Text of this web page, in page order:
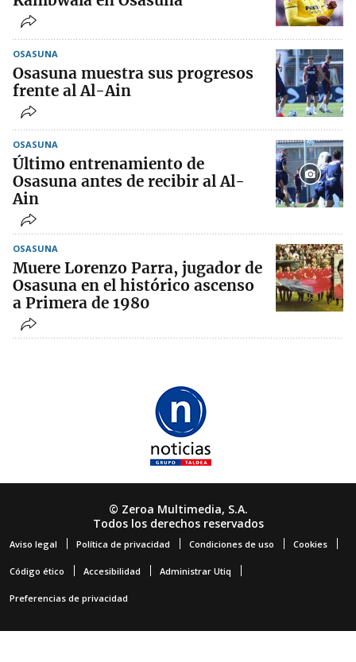
OSASUNA
Osasuna muestra sus progresos
frente al Al-Ain
OSASUNA
Último entrenamiento de
Osasuna antes de recibir al Al-
Ain
OSASUNA
Muere Lorenzo Parra, jugador de
Osasuna en el histórico ascenso
a Primera de 1980
© Zeroa Multimedia, S.A.
Todos los derechos reservados
Aviso legal Política de privacidad Condiciones de uso Cookies
Código ético Accesibilidad Administrar Utiq
Preferencias de privacidad